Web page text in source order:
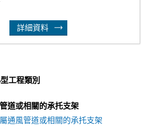
詳細資料
工程類別
道或相關的承托支架
通風管道或相關的承托支架